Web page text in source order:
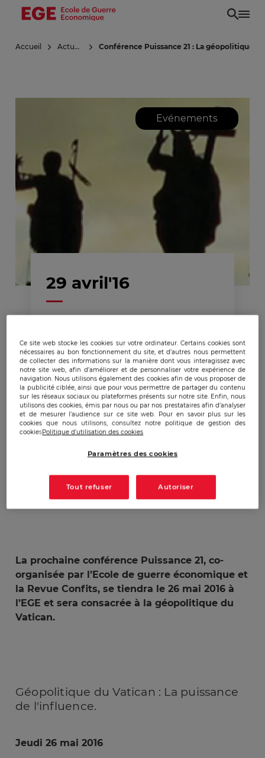
Aller
principal
Accueil Actualités Conférence Puissance 21 : La géopolitique
29 avril'16
La géopolitique du
Vatican par Jean-Baptiste
Noé
Evénements
Publicado: 29/04/2016|Actualizado: 01/03/2024
La prochaine conférence Puissance 21, co-
organisée par l’Ecole de guerre économique et
la Revue Confits, se tiendra le 26 mai 2016 à
l’EGE et sera consacrée à la géopolitique du
Vatican.
Géopolitique du Vatican : La puissance
de l'influence.
Jeudi 26 mai 2016
Ce site web stocke les cookies sur votre ordinateur. Certains cookies sont
nécessaires au bon fonctionnement du site, et d’autres nous permettent
de collecter des informations sur la manière dont vous interagissez avec
notre site web, afin d’améliorer et de personnaliser votre expérience de
navigation. Nous utilisons également des cookies afin de vous proposer de
la publicité ciblée, ainsi que pour vous permettre de partager du contenu
sur les réseaux sociaux ou plateformes présents sur notre site. Enfin, nous
utilisons des cookies, émis par nous ou par nos prestataires afin d’analyser
et de mesurer l’audience sur ce site web. Pour en savoir plus sur les
cookies que nous utilisons, consultez notre politique de gestion des
cookiesPolitique d'utilisation des cookies
Paramètres des cookies
Tout refuser Autoriser